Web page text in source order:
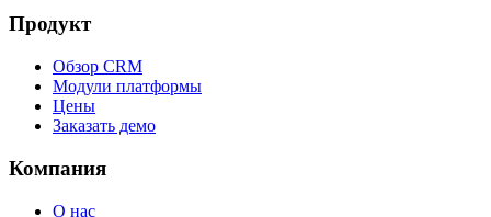
Продукт
Обзор CRM
Модули платформы
Цены
Заказать демо
Компания
О нас